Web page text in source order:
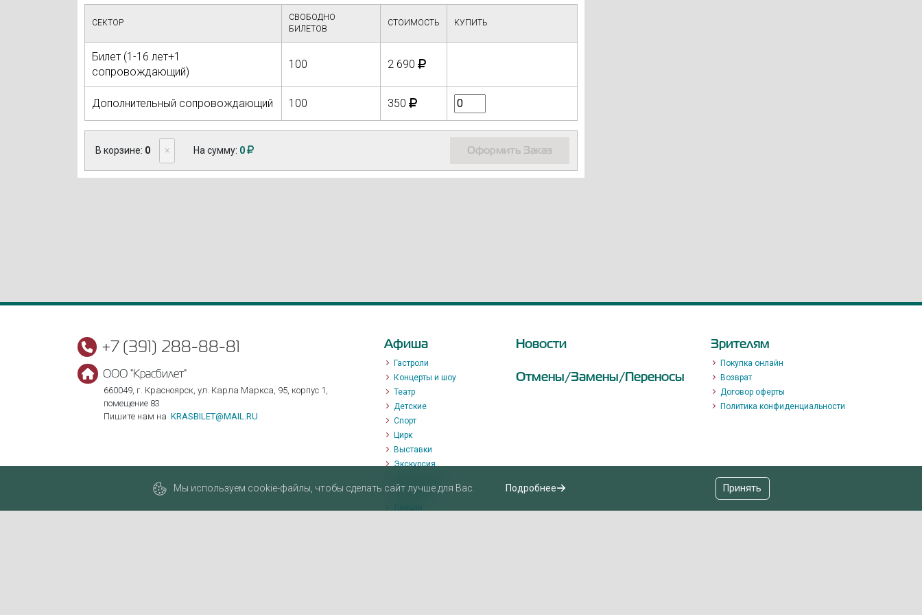
СЕКТОР
СВОБОДНО
БИЛЕТОВ
СТОИМОСТЬ КУПИТЬ
Билет (1-16 лет+1
сопровождающий)
100 2 690
Дополнительный сопровождающий 100 350
В корзине: 0 × На сумму: 0 Оформить Заказ
+7 (391) 288-88-81
ООО "Красбилет"
660049, г. Красноярск, ул. Карла Маркса, 95, корпус 1,
помещение 83
Пишите нам на KRASBILET@MAIL.RU
Афиша
Гастроли
Концерты и шоу
Театр
Детские
Спорт
Цирк
Выставки
Экскурсия
Променад
Новости
Отмены/Замены/Переносы
Зрителям
Покупка онлайн
Возврат
Договор оферты
Политика конфиденциальности
Мы используем cookie-файлы, чтобы сделать сайт лучше для Вас. Подробнее Принять